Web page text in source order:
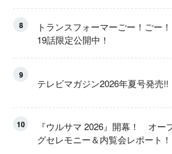
8
トランスフォーマーごー！ごー
19話限定公開中！
9
テレビマガジン2026年夏号発売!!
10
『ウルサマ 2026』開幕！ オー
グセレモニー＆内覧会レポート！